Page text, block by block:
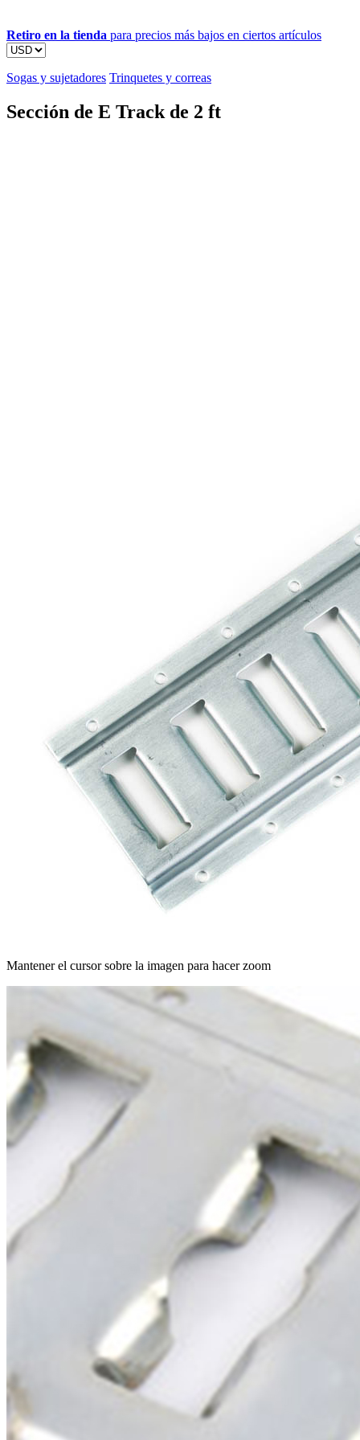
Retiro en la tienda para precios más bajos en ciertos artículos
Sogas y sujetadores Trinquetes y correas
Sección de E Track de 2 ft
Mantener el cursor sobre la imagen para hacer zoom